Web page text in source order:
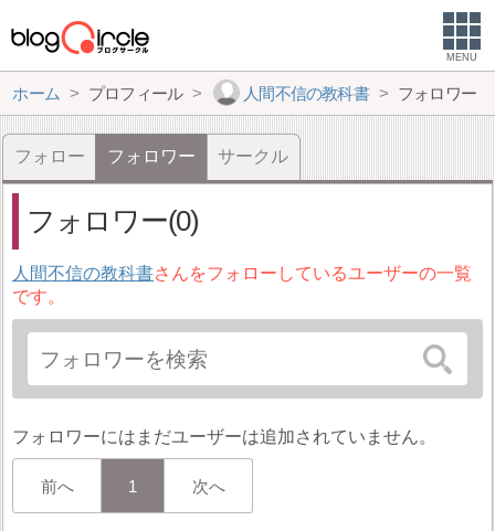
MENU
ホーム プロフィール 人間不信の教科書 フォロワー
フォロー フォロワー サークル
フォロワー(0)
人間不信の教科書さんをフォローしているユーザーの一覧
です。
フォロワーにはまだユーザーは追加されていません。
前へ 1 次へ